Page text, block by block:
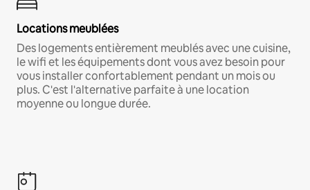
Locations meublées
Des logements entièrement meublés avec une cuisine,
le wifi et les équipements dont vous avez besoin pour
vous installer confortablement pendant un mois ou
plus. C'est l'alternative parfaite à une location
moyenne ou longue durée.